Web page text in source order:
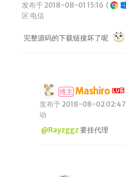
发布于 2018-08-01 15:16 (
区 电信
完整源码的下载链接坏了呢
博主 Mashiro
发布于 2018-08-02 02:47
动
@Rayzggz 要挂代理